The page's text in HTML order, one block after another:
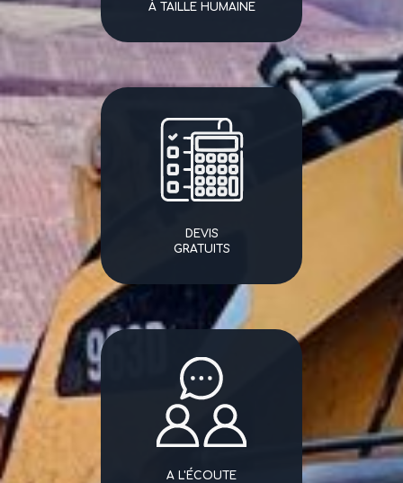
À TAILLE HUMAINE
DEVIS
GRATUITS
A L'ÉCOUTE